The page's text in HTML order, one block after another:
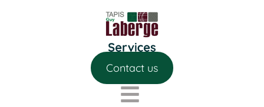
Contact us